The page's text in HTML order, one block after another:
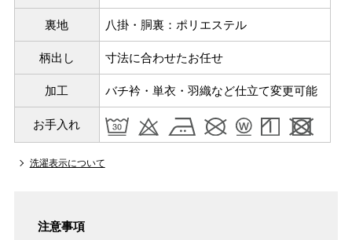
サイズ 身長目安
裏地 八掛・胴裏：ポリエステル
柄出し 寸法に合わせたお任せ
加工 バチ衿・単衣・羽織など仕立て変更可能
お手入れ
洗濯表示について
注意事項